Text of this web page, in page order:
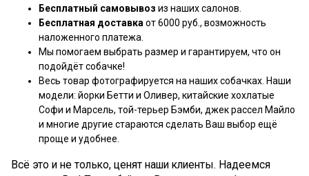
Бесплатный самовывоз из наших салонов.
Бесплатная доставка от 6000 руб., возможность
наложенного платежа.
Мы помогаем выбрать размер и гарантируем, что он
подойдёт собачке!
Весь товар фотографируется на наших собачках. Наши
модели: йорки Бетти и Оливер, китайские хохлатые
Софи и Марсель, той-терьер Бэмби, джек рассел Майло
и многие другие стараются сделать Ваш выбор ещё
проще и удобнее.
Всё это и не только, ценят наши клиенты. Надеемся